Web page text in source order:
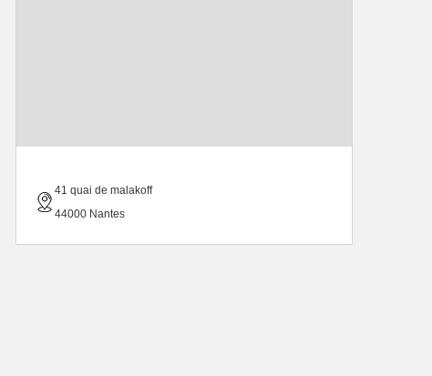
41 quai de malakoff
44000 Nantes